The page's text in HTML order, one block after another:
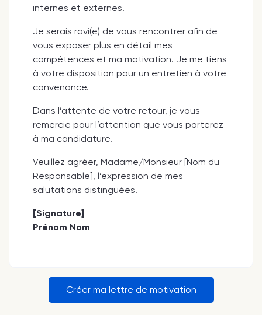
internes et externes.
Je serais ravi(e) de vous rencontrer afin de
vous exposer plus en détail mes
compétences et ma motivation. Je me tiens
à votre disposition pour un entretien à votre
convenance.
Dans l’attente de votre retour, je vous
remercie pour l’attention que vous porterez
à ma candidature.
Veuillez agréer, Madame/Monsieur [Nom du
Responsable], l’expression de mes
salutations distinguées.
[Signature]
Prénom Nom
Créer ma lettre de motivation